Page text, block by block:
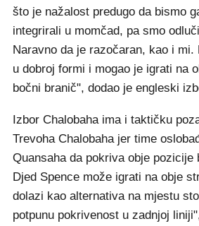
što je nažalost predugo da bismo
integrirali u momčad, pa smo
Naravno da je razočaran, kao i
u dobroj formi i mogao je igrati na
bočni branič", dodao je engleski
Izbor Chalobaha ima i taktičku
Trevohа Chalobaha jer time
Quansaha da pokriva obje pozicije
Djed Spence može igrati na obje
dolazi kao alternativa na mjestu
potpunu pokrivenost u zadnjoj